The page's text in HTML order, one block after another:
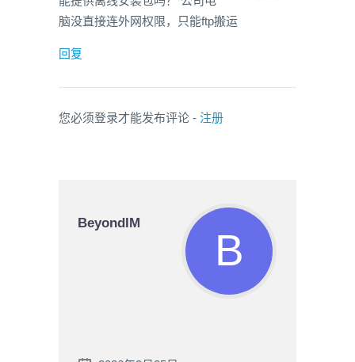
脑没直接连外网权限，只能ftp搬运
回复
您必须登录才能发布评论 - 注册
BeyondIM